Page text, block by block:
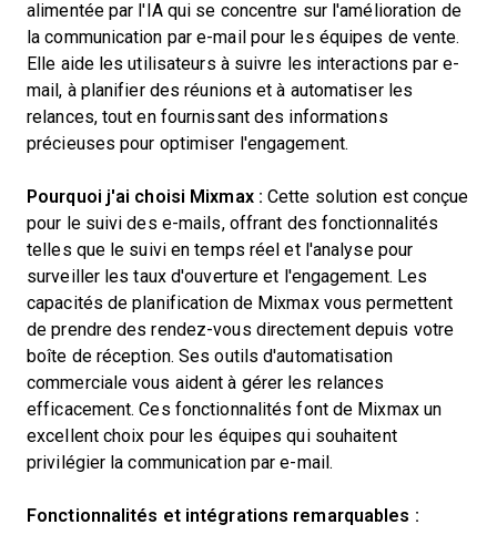
alimentée par l'IA qui se concentre sur l'amélioration de
la communication par e-mail pour les équipes de vente.
Elle aide les utilisateurs à suivre les interactions par e-
mail, à planifier des réunions et à automatiser les
relances, tout en fournissant des informations
précieuses pour optimiser l'engagement.
Pourquoi j'ai choisi Mixmax : Cette solution est conçue
pour le suivi des e-mails, offrant des fonctionnalités
telles que le suivi en temps réel et l'analyse pour
surveiller les taux d'ouverture et l'engagement. Les
capacités de planification de Mixmax vous permettent
de prendre des rendez-vous directement depuis votre
boîte de réception. Ses outils d'automatisation
commerciale vous aident à gérer les relances
efficacement. Ces fonctionnalités font de Mixmax un
excellent choix pour les équipes qui souhaitent
privilégier la communication par e-mail.
Fonctionnalités et intégrations remarquables :